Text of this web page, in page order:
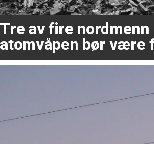
Tre av fire nordmenn
atomvåpen bør være